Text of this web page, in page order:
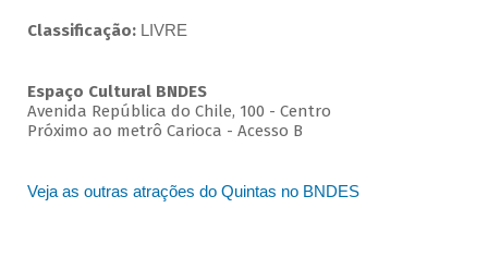
Classificação: LIVRE
Espaço Cultural BNDES
Avenida República do Chile, 100 - Centro
Próximo ao metrô Carioca - Acesso B
Veja as outras atrações do Quintas no BNDES